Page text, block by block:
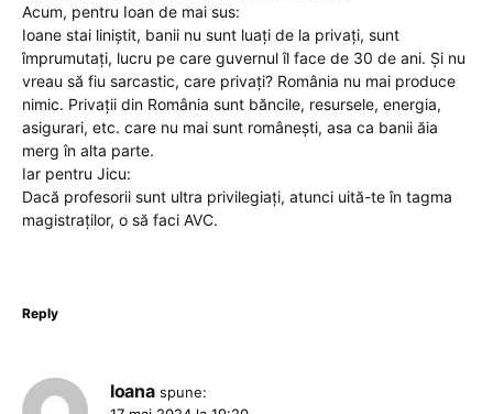
Acum, pentru Ioan de mai sus:
Ioane stai liniștit, banii nu sunt luați de la privați, sunt
împrumutați, lucru pe care guvernul îl face de 30 de ani. Și nu
vreau să fiu sarcastic, care privați? România nu mai produce
nimic. Privații din România sunt băncile, resursele, energia,
asigurari, etc. care nu mai sunt românești, asa ca banii ăia
merg în alta parte.
Iar pentru Jicu:
Dacă profesorii sunt ultra privilegiați, atunci uită-te în tagma
magistraților, o să faci AVC.
Reply
Ioana spune: